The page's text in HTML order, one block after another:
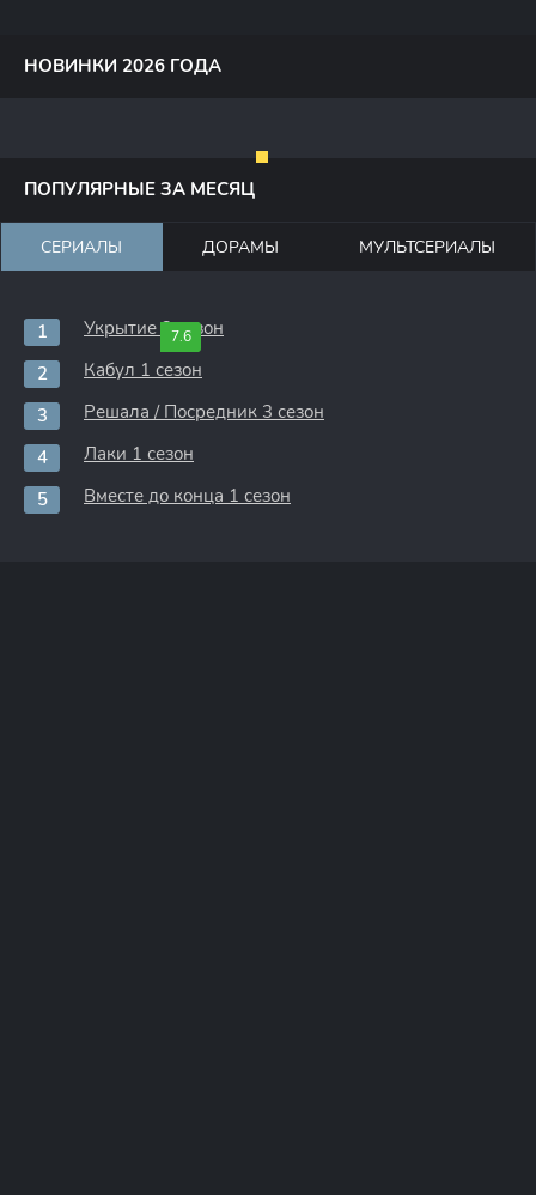
НОВИНКИ 2026 ГОДА
ПОПУЛЯРНЫЕ ЗА МЕСЯЦ
СЕРИАЛЫ ДОРАМЫ МУЛЬТСЕРИАЛЫ
7.6
Укрытие 3 сезон
Кабул 1 сезон
Решала / Посредник 3 сезон
Лаки 1 сезон
Вместе до конца 1 сезон